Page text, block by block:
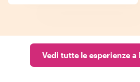
Vedi tutte le esperienze a